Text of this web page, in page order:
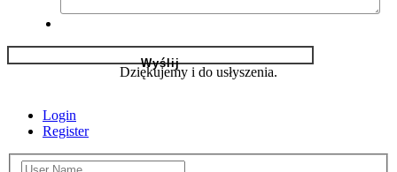
Dziękujemy i do usłyszenia.
Login
Register